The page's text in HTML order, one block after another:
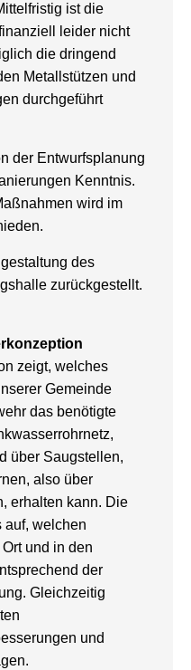
ist die
leider nicht
die dringend
Metallstützen und
durchgeführt
der Entwurfsplanung
Kenntnis.
wird im
des
zurückgestellt.
zeigt, welches
Gemeinde
das benötigte
über Saugstellen,
also über
erhalten kann. Die
auf, welchen
und in den
der
Gleichzeitig
und